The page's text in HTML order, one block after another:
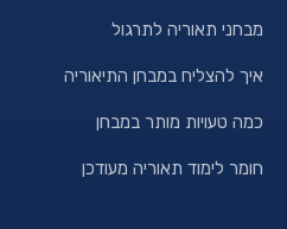
מבחני תאוריה לתרגול
איך להצליח במבחן התיאוריה
כמה טעויות מותר במבחן
חומר לימוד תאוריה מעודכן